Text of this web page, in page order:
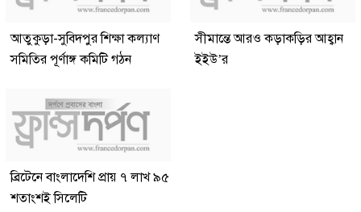
আতুকুড়া-সুবিদপুর শিক্ষা কল্যাণ
সমিতির পূর্ণাঙ্গ কমিটি গঠন
সীমান্তে আরও কড়াকড়ির আহ্বান
ইইউ’র
ব্রিটেনে বাংলাদেশি প্রায় ৭ লাখ ৯৫
শতাংশই সিলেটি